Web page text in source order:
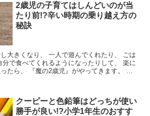
2歳児の子育てはしんどいのが当
たり前!?辛い時期の乗り越え方の
秘訣
人で遊んでくれたり、 ごは
ってきます。 人
クーピーと色鉛筆はどっちが使い
勝手が良い!?小学1年生のおすす